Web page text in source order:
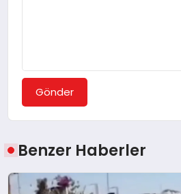
Gönder
Benzer Haberler